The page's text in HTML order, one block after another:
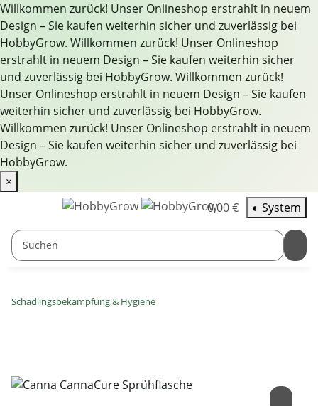
Willkommen zurück! Unser Onlineshop erstrahlt in neuem
Design – Sie kaufen weiterhin sicher und zuverlässig bei
HobbyGrow. Willkommen zurück! Unser Onlineshop
erstrahlt in neuem Design – Sie kaufen weiterhin sicher
und zuverlässig bei HobbyGrow. Willkommen zurück!
Unser Onlineshop erstrahlt in neuem Design – Sie kaufen
weiterhin sicher und zuverlässig bei HobbyGrow.
Willkommen zurück! Unser Onlineshop erstrahlt in neuem
Design – Sie kaufen weiterhin sicher und zuverlässig bei
HobbyGrow.
×
0,00 €
◐ System
Schädlingsbekämpfung & Hygiene